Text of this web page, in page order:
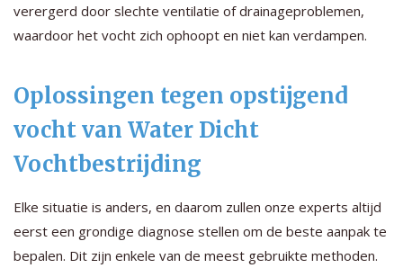
verergerd door slechte ventilatie of drainageproblemen,
waardoor het vocht zich ophoopt en niet kan verdampen.
Oplossingen tegen opstijgend
vocht van Water Dicht
Vochtbestrijding
Elke situatie is anders, en daarom zullen onze experts altijd
eerst een grondige diagnose stellen om de beste aanpak te
bepalen. Dit zijn enkele van de meest gebruikte methoden.